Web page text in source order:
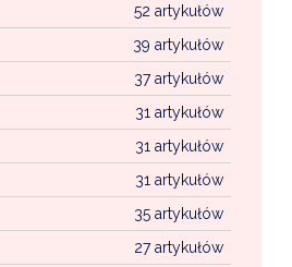
52 artykułów
39 artykułów
37 artykułów
31 artykułów
31 artykułów
31 artykułów
35 artykułów
27 artykułów